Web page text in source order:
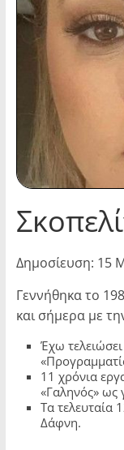
Δημοσίευση: 15
Γεννήθηκα το
και σήμερα με
Έχω
11 χρόνια
«Γαληνός» ως
Τα τελευταία
Δάφνη.